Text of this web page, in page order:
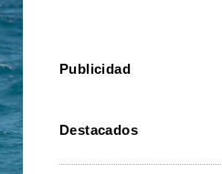
Publicidad
Destacados